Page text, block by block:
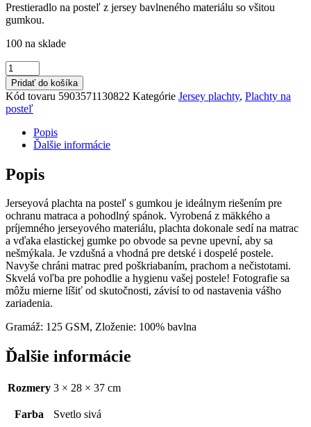
Prestieradlo na posteľ z jersey bavlneného materiálu so všitou
gumkou.
100 na sklade
množstvo
Jerseyová
plachta
na
posteľ
X
25
SVETLOSIVÁ
Pridať do košíka
Kód tovaru 5903571130822 Kategórie Jersey plachty, Plachty na
posteľ
Popis
Ďalšie informácie
Popis
Jerseyová plachta na posteľ s gumkou je ideálnym riešením pre
ochranu matraca a pohodlný spánok. Vyrobená z mäkkého a
príjemného jerseyového materiálu, plachta dokonale sedí na matrac
a vďaka elastickej gumke po obvode sa pevne upevní, aby sa
nešmýkala. Je vzdušná a vhodná pre detské i dospelé postele.
Navyše chráni matrac pred poškriabaním, prachom a nečistotami.
Skvelá voľba pre pohodlie a hygienu vašej postele! Fotografie sa
môžu mierne líšiť od skutočnosti, závisí to od nastavenia vášho
zariadenia.
Gramáž: 125 GSM, Zloženie: 100% bavlna
Ďalšie informácie
Rozmery 3 × 28 × 37 cm
Farba Svetlo sivá